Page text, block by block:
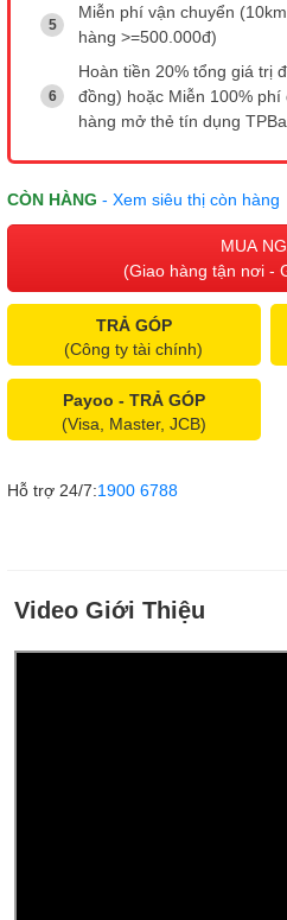
Miễn phí vận chuyển
hàng >=500.000đ)
Hoàn tiền 20% tổng giá trị
đồng) hoặc Miễn 100%
hàng mở thẻ tín dụng
CÒN HÀNG - Xem siêu thị còn hàng
MUA
(Giao hàng tận nơi -
TRẢ GÓP
(Công ty tài chính)
Payoo - TRẢ GÓP
(Visa, Master, JCB)
Hỗ trợ 24/7:1900 6788
Video Giới Thiệu